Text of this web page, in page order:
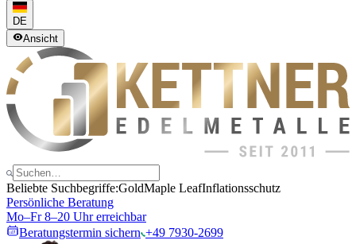
DE
Ansicht
Beliebte Suchbegriffe:GoldMaple LeafInflationsschutz
Persönliche Beratung
Mo–Fr 8–20 Uhr erreichbar
Beratungstermin sichern +49 7930-2699